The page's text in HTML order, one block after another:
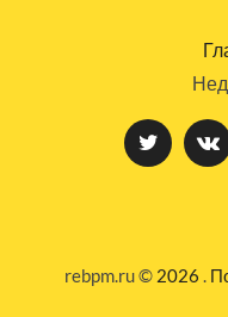
rebpm.ru © 2026 .